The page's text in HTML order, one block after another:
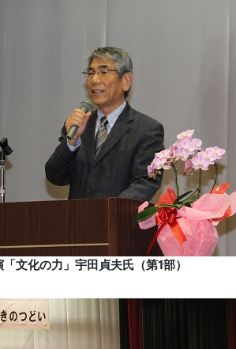
「文化の力」宇田貞夫氏（第1部）